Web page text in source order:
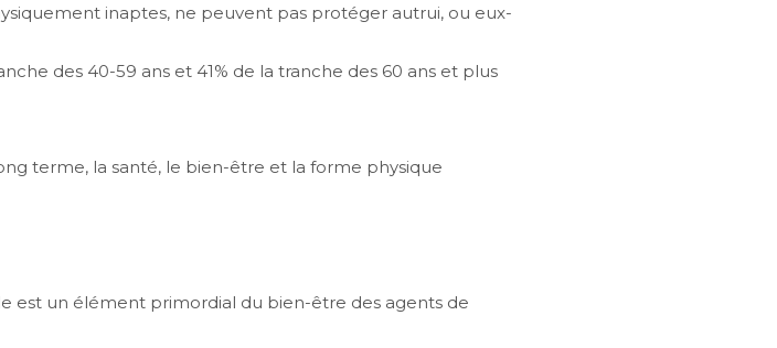
inaptes, ne peuvent pas protéger autrui, ou eux-
des 40-59 ans et 41% de la tranche des 60 ans et plus
terme, la santé, le bien-être et la forme physique
est un élément primordial du bien-être des agents de